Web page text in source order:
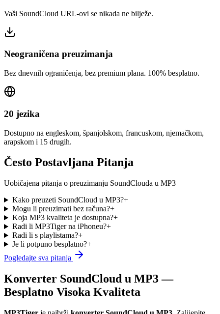
Vaši SoundCloud URL-ovi se nikada ne bilježe.
Neograničena preuzimanja
Bez dnevnih ograničenja, bez premium plana. 100% besplatno.
20 jezika
Dostupno na engleskom, španjolskom, francuskom, njemačkom,
arapskom i 15 drugih.
Često Postavljana Pitanja
Uobičajena pitanja o preuzimanju SoundClouda u MP3
Kako preuzeti SoundCloud u MP3?+
Mogu li preuzimati bez računa?+
Koja MP3 kvaliteta je dostupna?+
Radi li MP3Tiger na iPhoneu?+
Radi li s playlistama?+
Je li potpuno besplatno?+
Pogledajte sva pitanja
Konverter SoundCloud u MP3 —
Besplatno Visoka Kvaliteta